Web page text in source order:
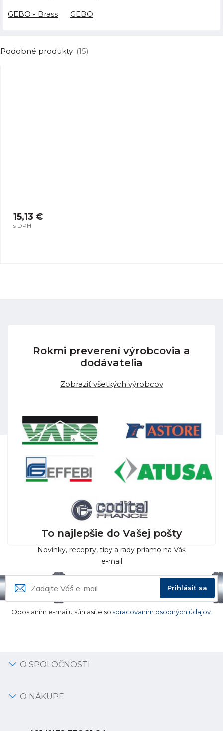
GEBO - Brass GEBO
Podobné produkty (15)
15,13 €
s DPH
Rokmi preverení výrobcovia a
dodávatelia
Zobraziť všetkých výrobcov
To najlepšie do Vašej pošty
Novinky, recepty, tipy a rady priamo na Váš
e-mail
Prihlásiť sa
Odoslaním e-mailu súhlasíte so spracovaním osobných údajov.
O SPOLOČNOSTI
O NÁKUPE